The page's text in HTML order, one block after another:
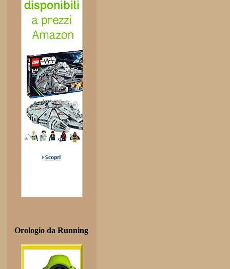
Orologio da Running